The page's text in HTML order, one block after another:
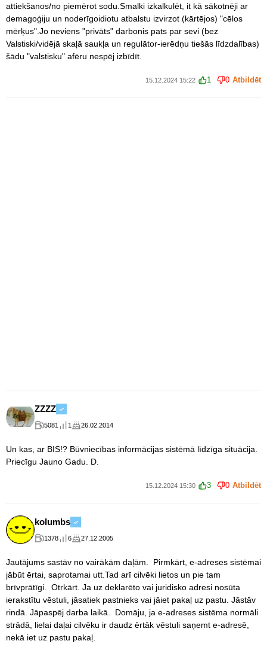
attiekšanos/no piemērot sodu.Smalki izkalkulēt, it kā sākotnēji ar
demagoģiju un noderīgoidiotu atbalstu izvirzot (kārtējos) "cēlos
mērķus".Jo neviens "privāts" darbonis pats par sevi (bez
Valstiski/vidējā skaļā saukļa un regulātor-ierēdņu tiešās līdzdalības)
šādu "valstisku" afēru nespēj izbīdīt.
15.12.2024 15:22 1 0 Atbildēt
ZZZZ
5081 1 26.02.2014
Un kas, ar BIS!? Būvniecības informācijas sistēmā līdzīga situācija.
Priecīgu Jauno Gadu. D.
15.12.2024 15:30 3 0 Atbildēt
kolumbs
1378 6 27.12.2005
Jautājums sastāv no vairākām daļām. Pirmkārt, e-adreses sistēmai
jābūt ērtai, saprotamai utt.Tad arī cilvēki lietos un pie tam
brīvprātīgi. Otrkārt. Ja uz deklarēto vai juridisko adresi nosūta
ierakstītu vēstuli, jāsatiek pastnieks vai jāiet pakaļ uz pastu. Jāstāv
rindā. Jāpaspēj darba laikā. Domāju, ja e-adreses sistēma normāli
strādā, lielai daļai cilvēku ir daudz ērtāk vēstuli saņemt e-adresē,
nekā iet uz pastu pakaļ.